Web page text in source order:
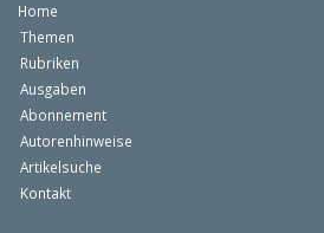
Home
Themen
Rubriken
Ausgaben
Abonnement
Autorenhinweise
Artikelsuche
Kontakt